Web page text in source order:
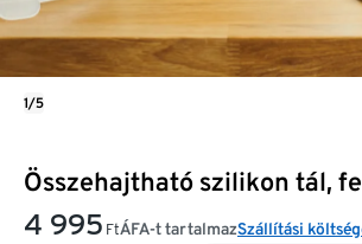
Összehajtható szilikon tál,
4 995 FtÁFA-t tartalmazSzállítási
1/5